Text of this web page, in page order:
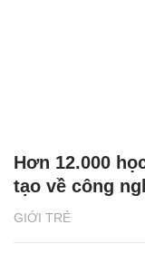
GIỚI TRẺ
Hơn 12.000
tạo về công